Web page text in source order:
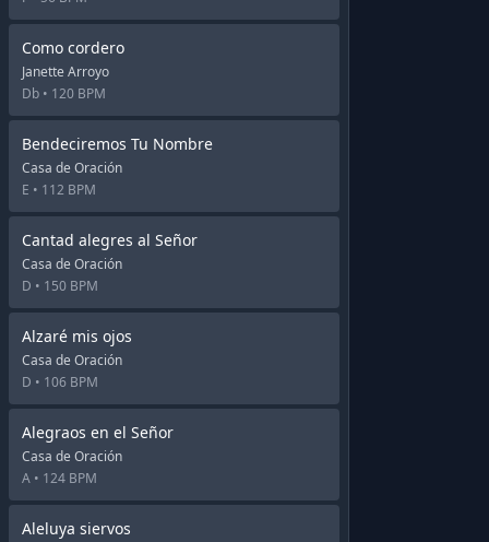
Como cordero
Janette Arroyo
Db • 120 BPM
Bendeciremos Tu Nombre
Casa de Oración
E • 112 BPM
Cantad alegres al Señor
Casa de Oración
D • 150 BPM
Alzaré mis ojos
Casa de Oración
D • 106 BPM
Alegraos en el Señor
Casa de Oración
A • 124 BPM
Aleluya siervos